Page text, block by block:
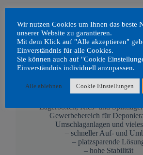
Betonblocksteine
einsetzbar in der Landwirtschaft
Privatbereich für Hochwasser, Lärm–
Lagerboxen, Kies- und
Gewerbebereich für
Umschlaganlagen und
– schneller Auf- und
– platzsparende
– hohe Stabilität
Wir nutzen Cookies um Ihnen das beste
unserer Website zu garantieren.
Mit dem Klick auf "Alle akzeptieren"
Einverständnis für alle Cookies.
Sie können auch auf "Cookie
Einverständnis individuell anzupassen.
Alle ablehnen Cookie Einstellungen